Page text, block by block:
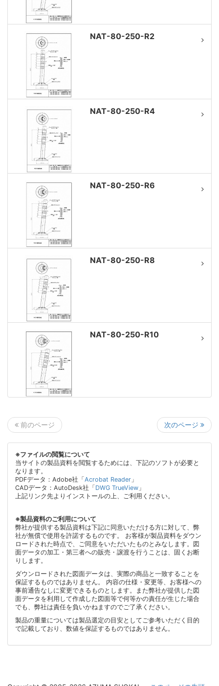
NAT-80-250-R2
NAT-80-250-R4
NAT-80-250-R6
NAT-80-250-R8
NAT-80-250-R10
前のページ 次のページ
※ファイルの閲覧について
当サイトの製品資料を閲覧するためには、下記のソフトが必要と
なります。
PDFデータ：Adobe社「Acrobat Reader 」
CADデータ：AutoDesk社「DWG TrueView 」
上記リンク先よりインストールの上、ご利用ください。
※製品資料のご利用について
弊社が提供する製品資料は下記に同意いただける方に対して、弊
社が無償で使用を許諾するものです。 お客様が製品資料をダウン
ロードされた時点で、ご同意をいただいたものとみなします。図
面データの加工・第三者への販売・譲渡を行うことは、固くお断
りします。
ダウンロードされた図面データは、実際の商品と一致することを
保証するものではありません。 内容の仕様・変更等、お客様への
事前通告なしに変更できるものとします。また弊社が提供した図
面データを利用して作成した図面等で何等かの責任が生じた場合
でも、弊社は責任を負いかねますのでご了承ください。
製品の重量については製品選定の目安としてご参考いただく目的
で記載しており、数値を保証するものではありません。